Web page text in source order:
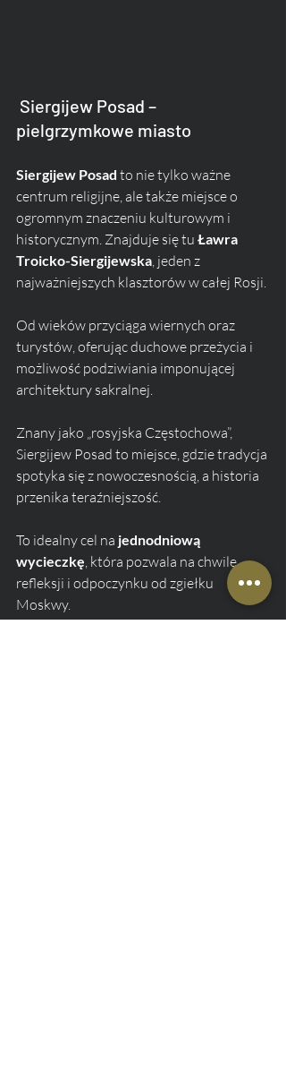
pielgrzymkowe miasto
Siergijew Posad to nie tylko ważne
centrum religijne, ale także miejsce o
ogromnym znaczeniu kulturowym i
historycznym. Znajduje się tu Ławra
Troicko-Siergijewska, jeden z
najważniejszych klasztorów w całej Rosji.
Od wieków przyciąga wiernych oraz
turystów, oferując duchowe przeżycia i
możliwość podziwiania imponującej
architektury sakralnej.
Znany jako „rosyjska Częstochowa”,
Siergijew Posad to miejsce, gdzie tradycja
spotyka się z nowoczesnością, a historia
przenika teraźniejszość.
To idealny cel na jednodniową
wycieczkę, która pozwala na chwilę
refleksji i odpoczynku od zgiełku
Moskwy.